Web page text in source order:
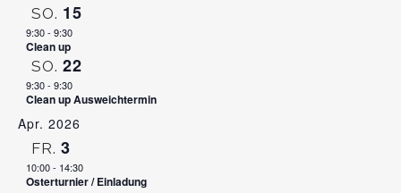
SO. 15
9:30- 9:30
Clean up
SO. 22
9:30- 9:30
Clean up Ausweichtermin
Apr. 2026
FR. 3
10:00- 14:30
Osterturnier / Einladung